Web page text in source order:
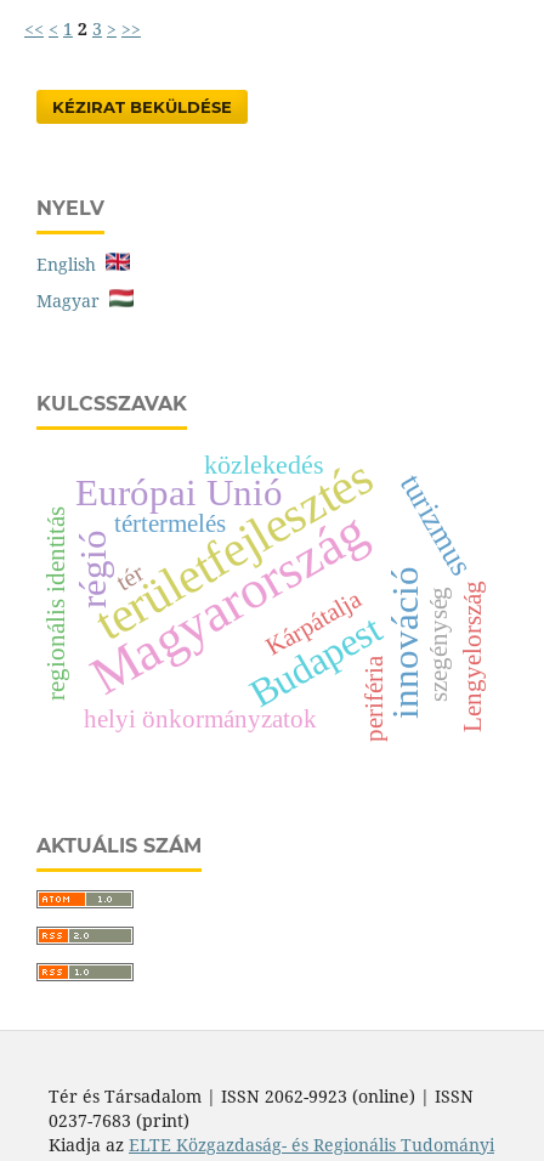
<< < 1 2 3 > >>
KÉZIRAT BEKÜLDÉSE
NYELV
English
Magyar
KULCSSZAVAK
Magyarország
területfejlesztés
Budapestinnováció
Európai Unió
régió turizmus
közlekedés
helyi önkormányzatok
regionális identitás szegénység
tér
tértermelés
periféria
Kárpátalja Lengyelország
AKTUÁLIS SZÁM
Tér és Társadalom | ISSN 2062-9923 (online) | ISSN
0237-7683 (print)
Kiadja az ELTE Közgazdaság- és Regionális Tudományi